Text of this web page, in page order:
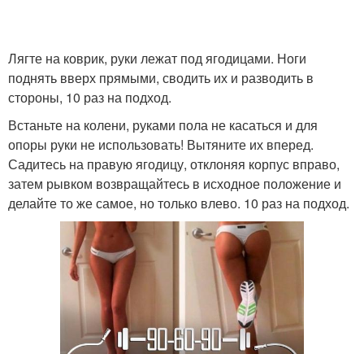
Лягте на коврик, руки лежат под ягодицами. Ноги
поднять вверх прямыми, сводить их и разводить в
стороны, 10 раз на подход.
Встаньте на колени, руками пола не касаться и для
опоры руки не использовать! Вытяните их вперед.
Садитесь на правую ягодицу, отклоняя корпус вправо,
затем рывком возвращайтесь в исходное положение и
делайте то же самое, но только влево. 10 раз на подход.